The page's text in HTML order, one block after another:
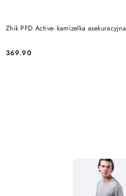
Zhik PFD Active- kamizelka asekuracyjna
Cena:
369.90